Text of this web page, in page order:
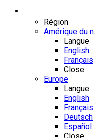
Région
Amérique du n.
Langue
English
Français
Close
Europe
Langue
English
Français
Deutsch
Español
Close